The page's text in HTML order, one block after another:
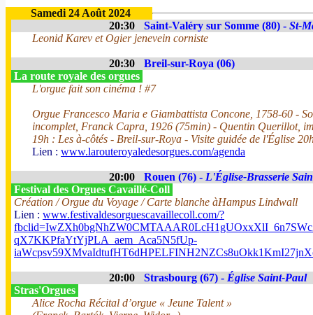
Samedi 24 Août 2024
20:30
Saint-Valéry sur Somme (80) - St-
Leonid Karev et Ogier jenevein corniste
20:30
Breil-sur-Roya (06)
La route royale des orgues
L'orgue fait son cinéma ! #7
Orgue Francesco Maria e Giambattista Concone, 1758-60 -
incomplet, Franck Capra, 1926 (75min) - Quentin Querillot,
19h : Les à-côtés - Breil-sur-Roya - Visite guidée de l'Église
Lien : www.larouteroyaledesorgues.com/agenda
20:00 Rouen (76) - L'Église-Brasserie
Festival des Orgues Cavaillé-Coll
Création / Orgue du Voyage / Carte blanche àHampus Lindwall
Lien : www.festivaldesorguescavaillecoll.com/?
qX7KKPfaYtYjPLA_aem_Aca5N5fUp-
20:00 Strasbourg (67) - Église Saint-Paul
Stras'Orgues
Alice Rocha Récital d’orgue « Jeune Talent »